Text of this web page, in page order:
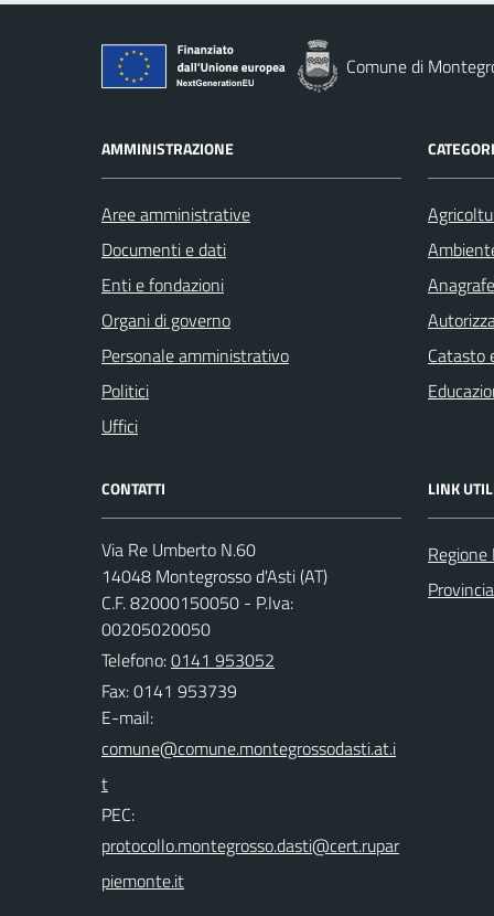
Comune di
AMMINISTRAZIONE
Aree amministrative
Documenti e dati
Enti e fondazioni
Organi di governo
Personale amministrativo
Politici
Uffici
Catasto
CONTATTI
Via Re Umberto N.60
14048 Montegrosso d'Asti (AT)
C.F. 82000150050 - P.Iva:
00205020050
Telefono:0141 953052
Fax: 0141 953739
E-mail:
PEC:
LINK